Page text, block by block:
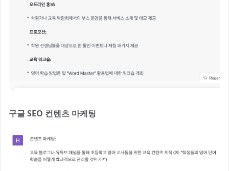
구글 SEO 컨텐츠 마케팅